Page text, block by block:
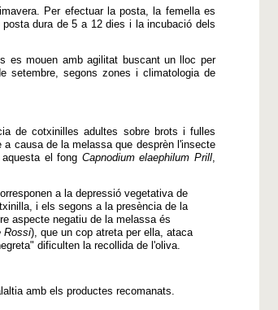
Per efectuar la posta, la femella es
dura de 5 a 12 dies i la incubació dels
es mouen amb agilitat buscant un lloc per
setembre, segons zones i climatologia de
de cotxinilles adultes sobre brots i fulles
a causa de la melassa que desprèn l'insecte
aquesta el fong Capnodium elaephilum Prill,
a la depressió vegetativa de
, i els segons a la presència de la
aspecte negatiu de la melassa és
Rossi), que un cop atreta per ella, ataca
" dificulten la recollida de l'oliva.
amb els productes recomanats.